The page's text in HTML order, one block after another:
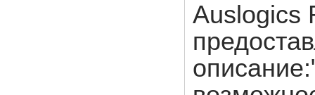
Auslogics